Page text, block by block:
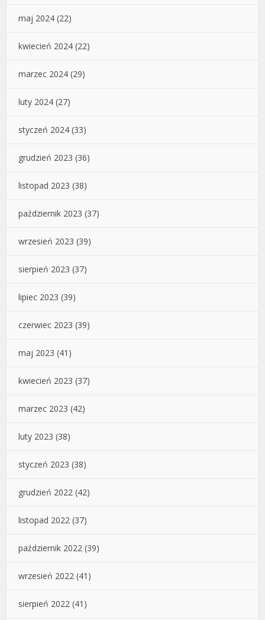
maj 2024 (22)
kwiecień 2024 (22)
marzec 2024 (29)
luty 2024 (27)
styczeń 2024 (33)
grudzień 2023 (36)
listopad 2023 (38)
październik 2023 (37)
wrzesień 2023 (39)
sierpień 2023 (37)
lipiec 2023 (39)
czerwiec 2023 (39)
maj 2023 (41)
kwiecień 2023 (37)
marzec 2023 (42)
luty 2023 (38)
styczeń 2023 (38)
grudzień 2022 (42)
listopad 2022 (37)
październik 2022 (39)
wrzesień 2022 (41)
sierpień 2022 (41)